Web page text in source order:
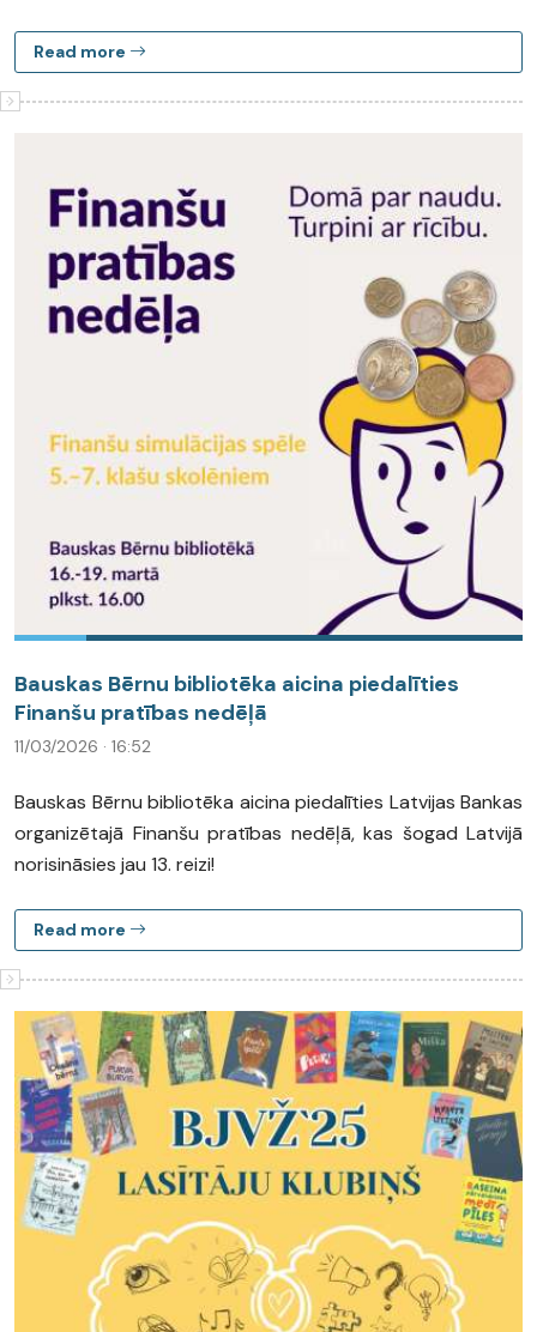
Read more
Bauskas Bērnu bibliotēka aicina piedalīties
Finanšu pratības nedēļā
11/03/2026 · 16:52
Bauskas Bērnu bibliotēka aicina piedalīties Latvijas Bankas
organizētajā Finanšu pratības nedēļā, kas šogad Latvijā
norisināsies jau 13. reizi!
Read more